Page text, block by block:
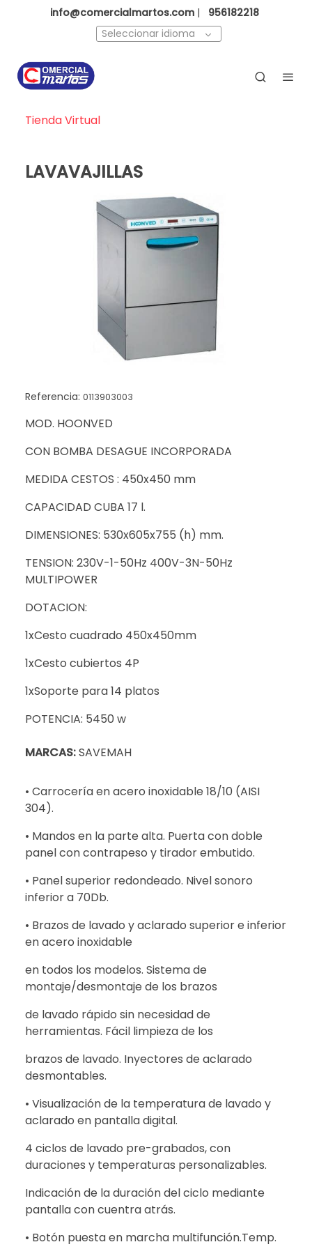
info@comercialmartos.com |
956182218
Seleccionar idioma
Tienda Virtual
LAVAVAJILLAS
Referencia: 0113903003
MOD. HOONVED
CON BOMBA DESAGUE INCORPORADA
MEDIDA CESTOS : 450x450 mm
CAPACIDAD CUBA 17 l.
DIMENSIONES: 530x605x755 (h) mm.
TENSION: 230V-1-50Hz 400V-3N-50Hz
MULTIPOWER
DOTACION:
1xCesto cuadrado 450x450mm
1xCesto cubiertos 4P
1xSoporte para 14 platos
POTENCIA: 5450 w
MARCAS:SAVEMAH
• Carrocería en acero inoxidable 18/10 (AISI
304).
• Mandos en la parte alta. Puerta con doble
panel con contrapeso y tirador embutido.
• Panel superior redondeado. Nivel sonoro
inferior a 70Db.
• Brazos de lavado y aclarado superior e inferior
en acero inoxidable
en todos los modelos. Sistema de
montaje/desmontaje de los brazos
de lavado rápido sin necesidad de
herramientas. Fácil limpieza de los
brazos de lavado. Inyectores de aclarado
desmontables.
• Visualización de la temperatura de lavado y
aclarado en pantalla digital.
4 ciclos de lavado pre-grabados, con
duraciones y temperaturas personalizables.
Indicación de la duración del ciclo mediante
pantalla con cuentra atrás.
• Botón puesta en marcha multifunción.Temp.